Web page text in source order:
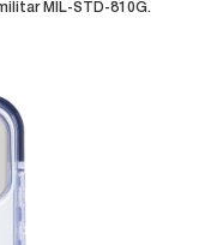
MIL-STD-810G.